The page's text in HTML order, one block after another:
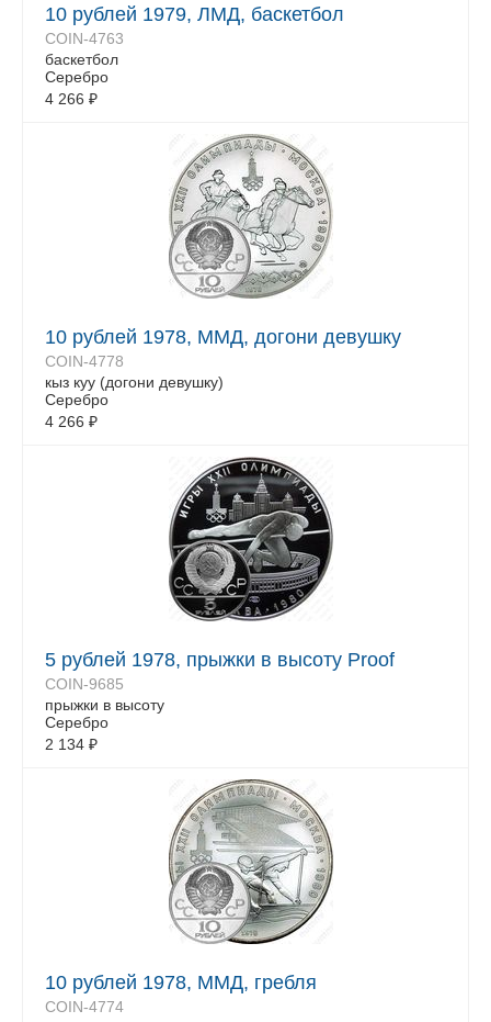
10 рублей 1979, ЛМД, баскетбол
COIN-4763
баскетбол
Серебро
4 266 ₽
10 рублей 1978, ММД, догони девушку
COIN-4778
кыз куу (догони девушку)
Серебро
4 266 ₽
5 рублей 1978, прыжки в высоту Proof
COIN-9685
прыжки в высоту
Серебро
2 134 ₽
10 рублей 1978, ММД, гребля
COIN-4774